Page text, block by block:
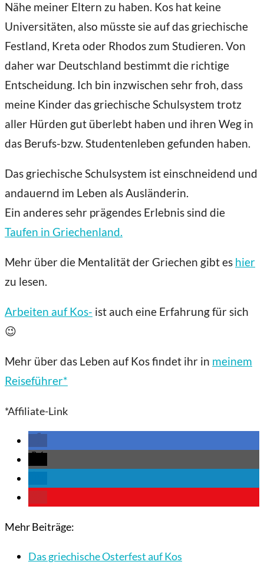
Nähe meiner Eltern zu haben. Kos hat keine
Universitäten, also müsste sie auf das griechische
Festland, Kreta oder Rhodos zum Studieren. Von
daher war Deutschland bestimmt die richtige
Entscheidung. Ich bin inzwischen sehr froh, dass
meine Kinder das griechische Schulsystem trotz
aller Hürden gut überlebt haben und ihren Weg in
das Berufs-bzw. Studentenleben gefunden haben.
Das griechische Schulsystem ist einschneidend und
andauernd im Leben als Ausländerin.
Ein anderes sehr prägendes Erlebnis sind die
Taufen in Griechenland.
Mehr über die Mentalität der Griechen gibt es hier
zu lesen.
Arbeiten auf Kos- ist auch eine Erfahrung für sich
😉
Mehr über das Leben auf Kos findet ihr in meinem
Reiseführer*
*Affiliate-Link
Mehr Beiträge:
Das griechische Osterfest auf Kos